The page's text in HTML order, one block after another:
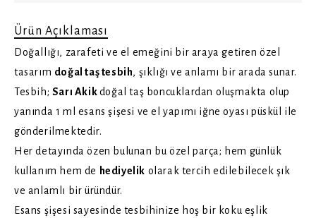
Ürün Açıklaması
Doğallığı, zarafeti ve el emeğini bir araya getiren özel
tasarım doğal taş tesbih, şıklığı ve anlamı bir arada sunar.
Tesbih; Sarı Akikdoğal taş boncuklardan oluşmakta olup
yanında 1 ml esans şişesi ve el yapımı iğne oyası püskül
ile
gönderilmektedir.
Her detayında özen bulunan bu özel parça; hem günlük
kullanım hem de hediyelik olarak tercih edilebilecek şık
ve anlamlı bir üründür.
Esans şişesi sayesinde tesbihinize hoş bir koku eşlik